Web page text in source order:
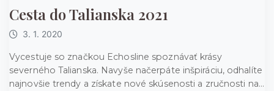
Cesta do Talianska 2021
3. 1. 2020
Vycestuje so značkou Echosline spoznávať krásy
severného Talianska. Navyše načerpáte inšpiráciu, odhalíte
najnovšie trendy a získate nové skúsenosti a zručnosti na